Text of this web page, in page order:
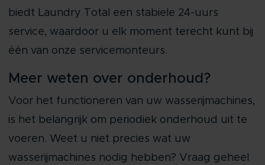
biedt Laundry Total een stabiele 24-uurs
service, waardoor u elk moment terecht kunt bij
één van onze servicemonteurs.
Meer weten over onderhoud?
Voor het functioneren van uw wasserijmachines,
is het belangrijk om periodiek onderhoud uit te
voeren. Weet u niet precies wat uw
wasserijmachines nodig hebben? Vraag geheel